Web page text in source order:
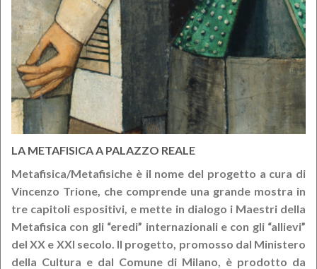
LA METAFISICA A PALAZZO REALE
Metafisica/Metafisiche è il nome del progetto a cura di
Vincenzo Trione, che comprende una grande mostra in
tre capitoli espositivi, e mette in dialogo i Maestri della
Metafisica con gli “eredi” internazionali e con gli “allievi”
del XX e XXI secolo. Il progetto, promosso dal Ministero
della Cultura e dal Comune di Milano, è prodotto da